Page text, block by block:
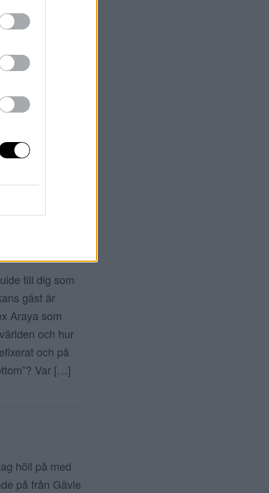
En
Är det
och
ÄR
till dig som
gäst är
Araya som
och hur
och på
Var […]
höll på med
på från Gävle